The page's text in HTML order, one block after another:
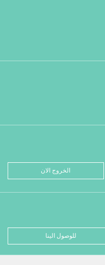
الخروج الان
للوصول الينا